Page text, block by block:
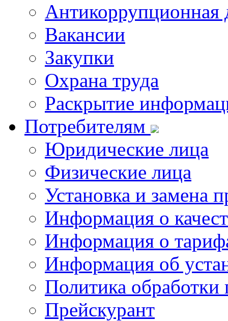
Антикоррупционная
Вакансии
Закупки
Охрана труда
Раскрытие
Потребителям
Юридические лица
Физические лица
Установка и замена
Информация о
Информация о
Информация об
Политика
Прейскурант